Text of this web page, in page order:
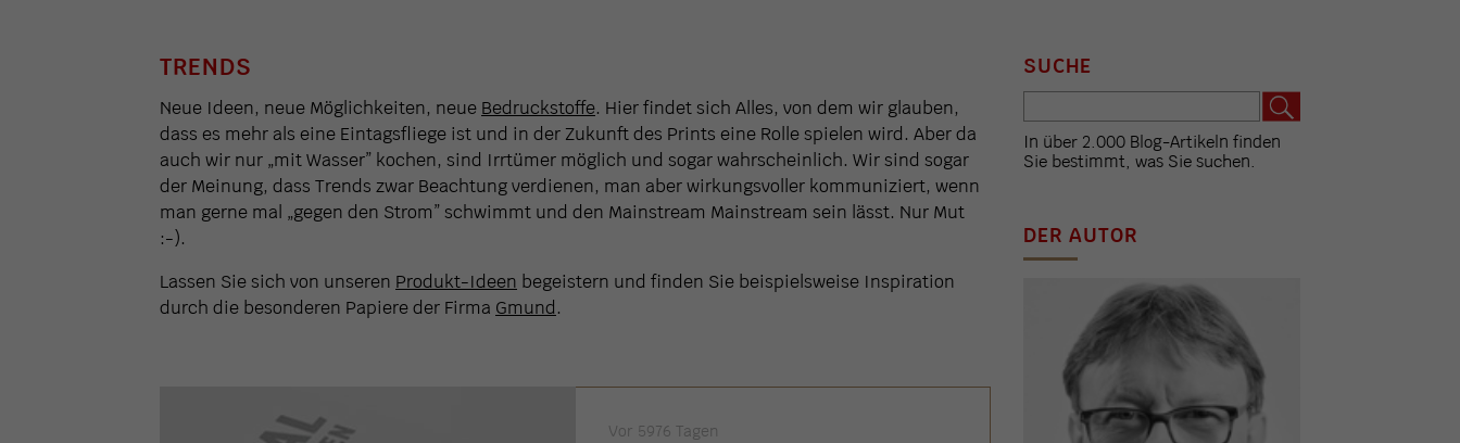
TRENDS
Neue Ideen, neue Möglichkeiten, neue Bedruckstoffe. Hier findet sich Alles, von dem wir glauben,
dass es mehr als eine Eintagsfliege ist und in der Zukunft des Prints eine Rolle spielen wird. Aber da
auch wir nur „mit Wasser” kochen, sind Irrtümer möglich und sogar wahrscheinlich. Wir sind sogar
der Meinung, dass Trends zwar Beachtung verdienen, man aber wirkungsvoller kommuniziert, wenn
man gerne mal „gegen den Strom” schwimmt und den Mainstream Mainstream sein lässt. Nur Mut
:-).
Lassen Sie sich von unseren Produkt-Ideen begeistern und finden Sie beispielsweise Inspiration
durch die besonderen Papiere der Firma Gmund .
Vor 5976 Tagen
SUCHE
In über 2.000 Blog-Artikeln finden
Sie bestimmt, was Sie suchen.
DER AUTOR